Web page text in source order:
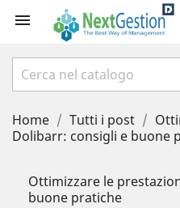

Home Tutti i post
Dolibarr: consigli e buone
Ottimizzare le
buone pratiche